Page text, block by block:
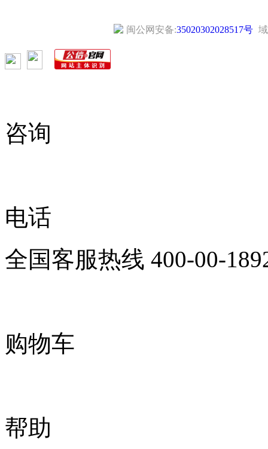
闽公网安备:35020302028517号
咨询
电话
全国客服热线 400-00-
购物车
帮助